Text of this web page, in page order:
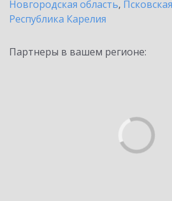
Новгородская область,
Республика Карелия
Партнеры в вашем регионе: